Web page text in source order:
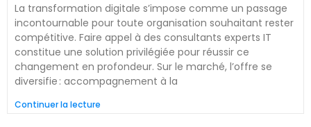
La transformation digitale s’impose comme un passage
incontournable pour toute organisation souhaitant rester
compétitive. Faire appel à des consultants experts IT
constitue une solution privilégiée pour réussir ce
changement en profondeur. Sur le marché, l’offre se
diversifie : accompagnement à la
Continuer la lecture